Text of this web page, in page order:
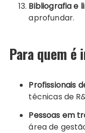
Bibliografia e
aprofundar.
Para quem é
Profissionais
técnicas de
Pessoas em
área de